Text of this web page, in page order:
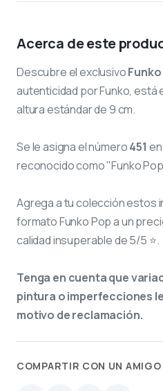
Acerca de este
Descubre el exclusivo
autenticidad por Funko, está
altura estándar de 9 cm.
Se le asigna el número451
reconocido como "Funko Pop
Agrega a tu colección estos
formato Funko Pop a un
calidad insuperable de 5/5 ⭐.
Tenga en cuenta que
pintura o imperfecciones
motivo de reclamación.
COMPARTIR CON UN AMIGO